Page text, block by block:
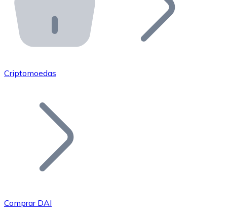
API Bitnovo
Integre nossa API no seu ecossistema.
Junte-se à nossa rede de revendedores e comercialize
Adicione o token do seu projeto ao nosso serviço de
Criptomoedas
Comprar DAI